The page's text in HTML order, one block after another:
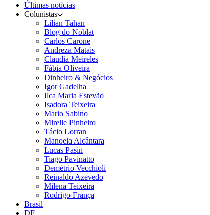
Últimas notícias
Colunistas
Lilian Tahan
Blog do Noblat
Carlos Carone
Andreza Matais
Claudia Meireles
Fábia Oliveira
Dinheiro & Negócios
Igor Gadelha
Ilca Maria Estevão
Isadora Teixeira
Mario Sabino
Mirelle Pinheiro
Tácio Lorran
Manoela Alcântara
Lucas Pasin
Tiago Pavinatto
Demétrio Vecchioli
Reinaldo Azevedo
Milena Teixeira
Rodrigo França
Brasil